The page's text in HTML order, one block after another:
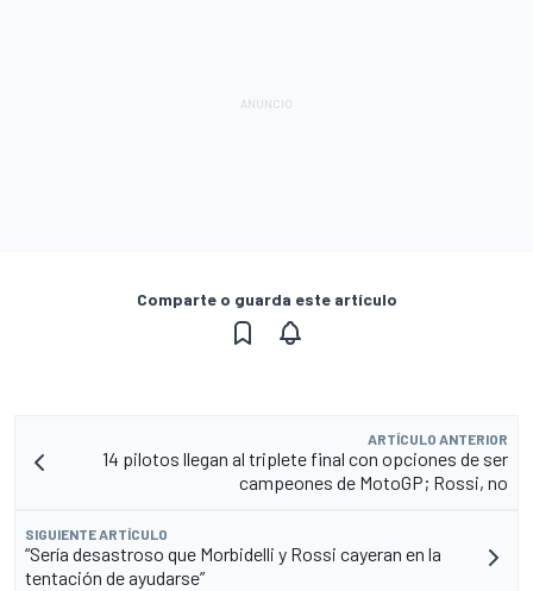
Comparte o guarda este artículo
ARTÍCULO ANTERIOR
14 pilotos llegan al triplete final con opciones de ser
campeones de MotoGP; Rossi, no
SIGUIENTE ARTÍCULO
“Sería desastroso que Morbidelli y Rossi cayeran en la
tentación de ayudarse”